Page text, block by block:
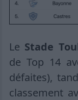
Le Stade
de Top 14
défaites),
classement